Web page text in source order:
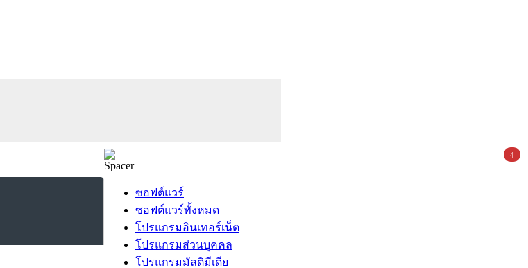
ซอฟต์แวร์
ซอฟต์แวร์ทั้งหมด
โปรแกรมอินเทอร์เน็ต
โปรแกรมส่วนบุคคล
โปรแกรมมัลติมีเดีย
4